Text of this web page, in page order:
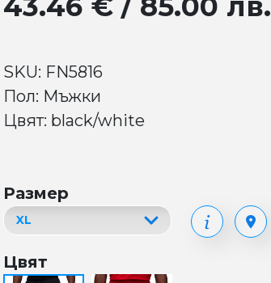
SKU: FN5816
Пол: Мъжки
Цвят: black/white
Размер
Цвят